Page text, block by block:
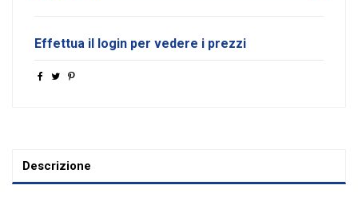
Effettua il login per vedere i prezzi
Descrizione